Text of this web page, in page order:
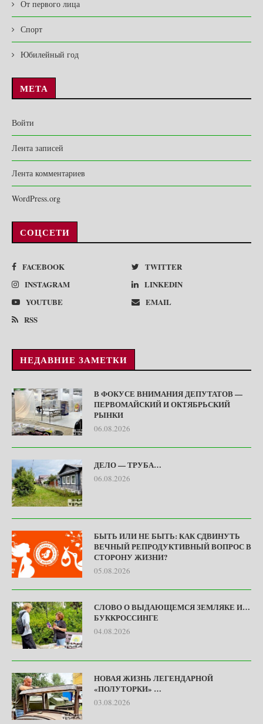
От первого лица
Спорт
Юбилейный год
МЕТА
Войти
Лента записей
Лента комментариев
WordPress.org
СОЦСЕТИ
FACEBOOK
TWITTER
INSTAGRAM
LINKEDIN
YOUTUBE
EMAIL
RSS
НЕДАВНИЕ ЗАМЕТКИ
В ФОКУСЕ ВНИМАНИЯ ДЕПУТАТОВ —
ПЕРВОМАЙСКИЙ И ОКТЯБРЬСКИЙ
РЫНКИ
06.08.2026
ДЕЛО — ТРУБА…
06.08.2026
БЫТЬ ИЛИ НЕ БЫТЬ: КАК СДВИНУТЬ
ВЕЧНЫЙ РЕПРОДУКТИВНЫЙ ВОПРОС В
СТОРОНУ ЖИЗНИ?
05.08.2026
СЛОВО О ВЫДАЮЩЕМСЯ ЗЕМЛЯКЕ И…
БУККРОССИНГЕ
04.08.2026
НОВАЯ ЖИЗНЬ ЛЕГЕНДАРНОЙ
«ПОЛУТОРКИ» …
03.08.2026